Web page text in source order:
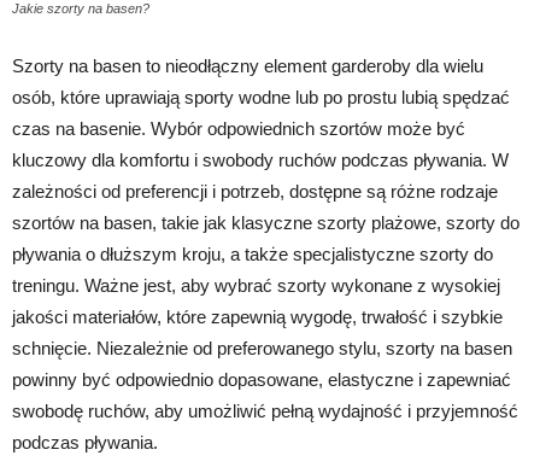
Jakie szorty na basen?
Szorty na basen to nieodłączny element garderoby dla wielu
osób, które uprawiają sporty wodne lub po prostu lubią spędzać
czas na basenie. Wybór odpowiednich szortów może być
kluczowy dla komfortu i swobody ruchów podczas pływania. W
zależności od preferencji i potrzeb, dostępne są różne rodzaje
szortów na basen, takie jak klasyczne szorty plażowe, szorty do
pływania o dłuższym kroju, a także specjalistyczne szorty do
treningu. Ważne jest, aby wybrać szorty wykonane z wysokiej
jakości materiałów, które zapewnią wygodę, trwałość i szybkie
schnięcie. Niezależnie od preferowanego stylu, szorty na basen
powinny być odpowiednio dopasowane, elastyczne i zapewniać
swobodę ruchów, aby umożliwić pełną wydajność i przyjemność
podczas pływania.